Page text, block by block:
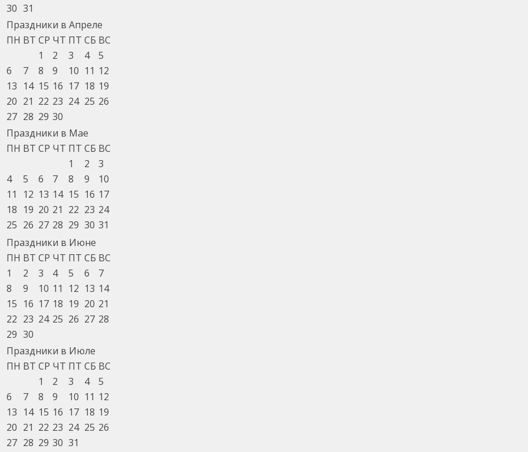
30 31
Праздники в Апреле
ПН ВТ СР ЧТ ПТ СБ ВС
1
2 3 4
5
6
7 8 9 10 11 12
13 14 15 16 17 18 19
20 21 22 23 24 25 26
27 28 29 30
Праздники в Мае
ПН ВТ СР ЧТ ПТ СБ ВС
1
2
3
4
5 6 7 8 9
10
11
12 13 14 15 16 17
18 19 20 21 22 23 24
25 26 27 28 29 30 31
Праздники в Июне
ПН ВТ СР ЧТ ПТ СБ ВС
1
2 3 4 5 6
7
8
9 10 11 12 13 14
15 16 17 18 19 20 21
22 23 24 25 26 27 28
29 30
Праздники в Июле
ПН ВТ СР ЧТ ПТ СБ ВС
1
2 3 4
5
6
7 8 9 10 11 12
13 14 15 16 17 18 19
20 21 22 23 24 25 26
27 28 29 30 31